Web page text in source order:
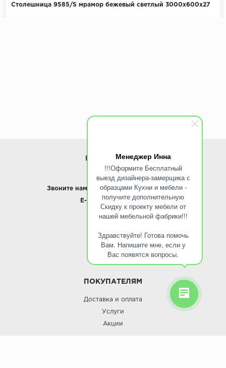
Менеджер Инна
!!!Оформите Бесплатный
выезд дизайнера-замерщика с
образцами Кухни и мебели -
получите дополнительную
Скидку к проекту мебели от
нашей мебельной фабрики!!!
Здравствуйте! Готова помочь
Вам. Напишите мне, если у
Вас появятся вопросы.
Столешница 9585/S мрамор бежевый светлый 3000х600х27
ИНФОРМАЦИЯ
www.ROINST.ru
Звоните нам: 8 495 797-10-50 / Whatsapp
E-mail: info@roinst.ru
О КОМПАНИИ
О компании
ПОКУПАТЕЛЯМ
Доставка и оплата
Услуги
Акции